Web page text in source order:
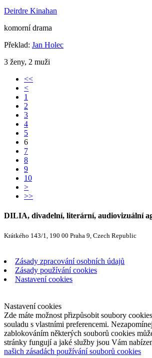
Deirdre Kinahan
komorní drama
Překlad: Jan Holec
3 ženy, 2 muži
<<
<
1
2
3
4
5
6
7
8
9
10
>
>>
DILIA, divadelní, literární, audiovizuální
Krátkého 143/1, 190 00 Praha 9, Czech Republic
Zásady zpracování osobních údajů
Zásady používání cookies
Nastavení cookies
Nastavení cookies
Zde máte možnost přizpůsobit soubory
souladu s vlastními preferencemi.
zablokováním některých souborů cookies
stránky fungují a jaké služby jsou Vám
našich zásadách používání souborů cookies